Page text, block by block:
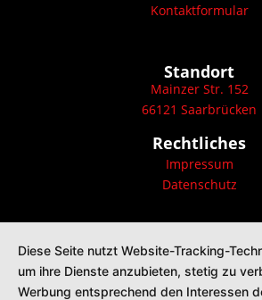
Kontaktformular
Standort
Mainzer Str. 152
66121 Saarbrücken
Rechtliches
Impressum
Datenschutz
Diese Seite nutzt Website-Tracking-
um ihre Dienste anzubieten, stetig zu
Werbung entsprechend den Interessen